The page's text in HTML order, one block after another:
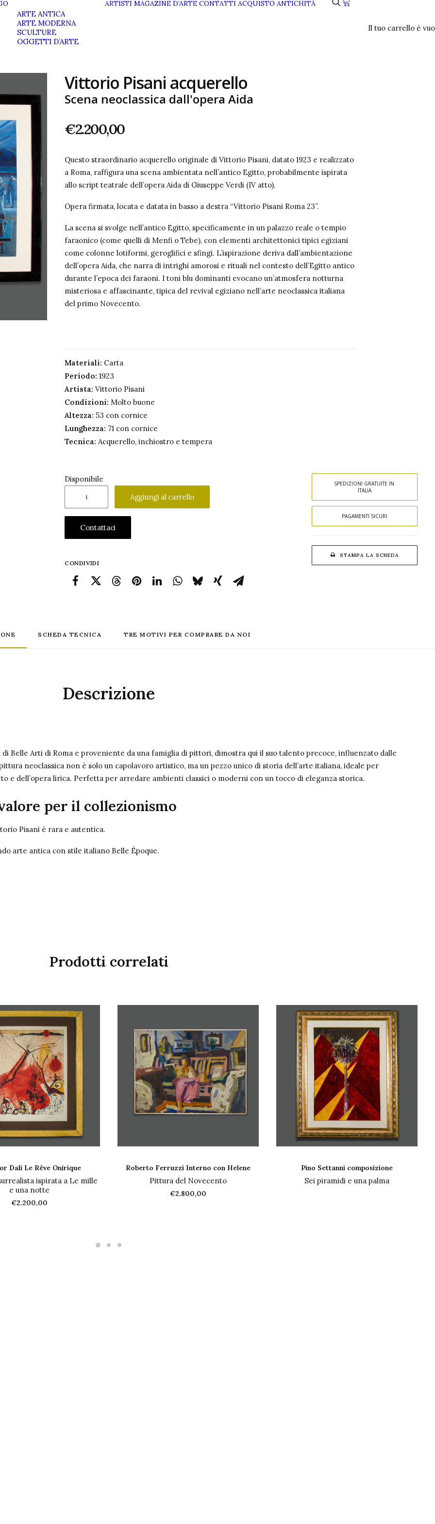
ARTE ANTICA
ARTE MODERNA
SCULTURE
OGGETTI D’ARTE
ARTISTI MAGAZINE D’ARTE CONTATTI ACQUISTO ANTICHITÀ
Il tuo carrello è
Vittorio Pisani acquerello
Scena neoclassica dall'opera Aida
€2.200,00
Questo straordinario acquerello originale di Vittorio Pisani, datato 1923 e realizzato
a Roma, raffigura una scena ambientata nell’antico Egitto, probabilmente ispirata
allo script teatrale dell’opera Aida di Giuseppe Verdi (IV atto).
Opera firmata, locata e datata in basso a destra “Vittorio Pisani Roma 23”.
La scena si svolge nell’antico Egitto, specificamente in un palazzo reale o tempio
faraonico (come quelli di Menfi o Tebe), con elementi architettonici tipici egiziani
come colonne lotiformi, geroglifici e sfingi. L’ispirazione deriva dall’ambientazione
dell’opera Aida, che narra di intrighi amorosi e rituali nel contesto dell’Egitto antico
durante l’epoca dei faraoni. I toni blu dominanti evocano un’atmosfera notturna
misteriosa e affascinante, tipica del revival egiziano nell’arte neoclassica italiana
del primo Novecento.
Materiali: Carta
Periodo: 1923
Artista: Vittorio Pisani
Condizioni: Molto buone
Altezza: 53 con cornice
Lunghezza: 71 con cornice
Tecnica: Acquerello, inchiostro e tempera
Disponibile
acquerello
quantità
Aggiungi al carrello
Contattaci
CONDIVIDI
SPEDIZIONI GRATUITE IN
ITALIA
PAGAMENTI SICURI
STAMPA LA SCHEDA
SCHEDA TECNICA TRE MOTIVI PER COMPRARE DA NOI
Descrizione
di Belle Arti di Roma e proveniente da una famiglia di pittori, dimostra qui il suo talento precoce, influenzato dalle
neoclassica non è solo un capolavoro artistico, ma un pezzo unico di storia dell’arte italiana, ideale per
e dell’opera lirica. Perfetta per arredare ambienti classici o moderni con un tocco di eleganza storica.
per il collezionismo
Pisani è rara e autentica.
arte antica con stile italiano Belle Époque.
Prodotti correlati
AL CARRELLO
Dalì Le Rêve Onirique
ispirata a Le mille
e una notte
€2.200,00
AGGIUNGI AL CARRELLO
Roberto Ferruzzi Interno con Helene
Pittura del Novecento
€2.800,00
LEGGI TUTTO
Pino Settanni composizione
Sei piramidi e una palma